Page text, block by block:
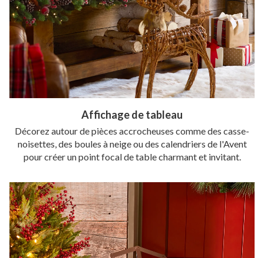
Affichage de tableau
Décorez autour de pièces accrocheuses comme des casse-
noisettes, des boules à neige ou des calendriers de l'Avent
pour créer un point focal de table charmant et invitant.